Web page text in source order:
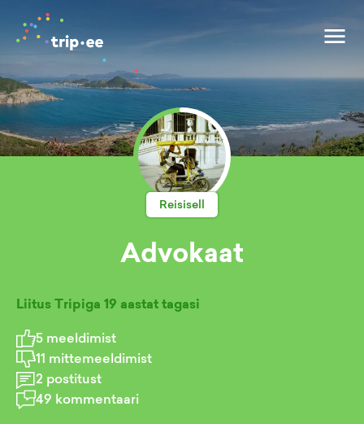
Reisisell
Advokaat
Liitus Tripiga 19 aastat tagasi
5 meeldimist
11 mittemeeldimist
2 postitust
49 kommentaari